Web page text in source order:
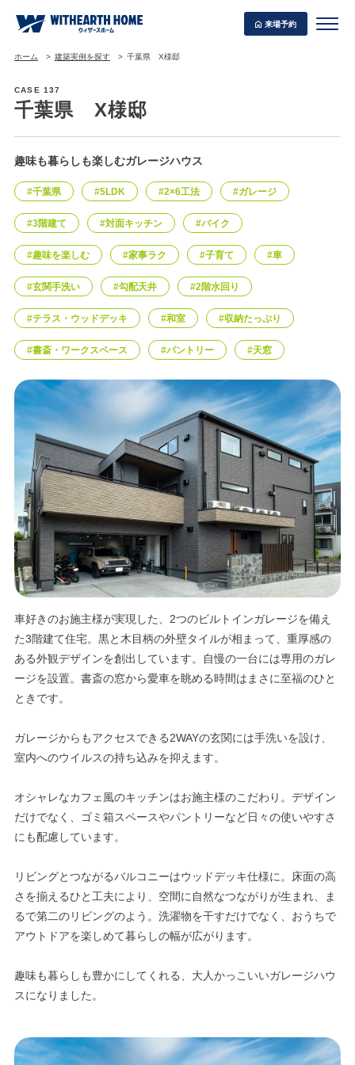
来場予約
WITHEARTH HOME の BEST PLAN
エリア限定商品
ホーム 建築実例を探す 千葉県 X様邸
CASE 137
千葉県 X様邸
趣味も暮らしも楽しむガレージハウス
#千葉県 #5LDK #2×6工法 #ガレージ
#3階建て #対面キッチン #バイク
#趣味を楽しむ #家事ラク #子育て #車
#玄関手洗い #勾配天井 #2階水回り
#テラス・ウッドデッキ #和室 #収納たっぷり
#書斎・ワークスペース #パントリー #天窓
車好きのお施主様が実現した、2つのビルトインガレージを備え
た3階建て住宅。黒と木目柄の外壁タイルが相まって、重厚感の
ある外観デザインを創出しています。自慢の一台には専用のガレ
ージを設置。書斎の窓から愛車を眺める時間はまさに至福のひと
ときです。
ガレージからもアクセスできる2WAYの玄関には手洗いを設け、
室内へのウイルスの持ち込みを抑えます。
オシャレなカフェ風のキッチンはお施主様のこだわり。デザイン
だけでなく、ゴミ箱スペースやパントリーなど日々の使いやすさ
にも配慮しています。
リビングとつながるバルコニーはウッドデッキ仕様に。床面の高
さを揃えるひと工夫により、空間に自然なつながりが生まれ、ま
るで第二のリビングのよう。洗濯物を干すだけでなく、おうちで
アウトドアを楽しめて暮らしの幅が広がります。
趣味も暮らしも豊かにしてくれる、大人かっこいいガレージハウ
スになりました。